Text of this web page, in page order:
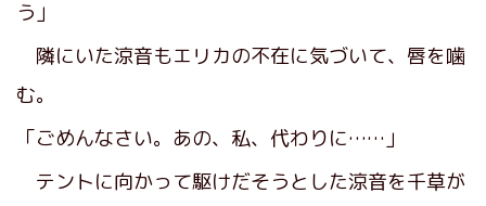
う」
隣にいた涼音もエリカの不在に気づいて、唇を噛
む。
「ごめんなさい。あの、私、代わりに……」
テントに向かって駆けだそうとした涼音を千草が